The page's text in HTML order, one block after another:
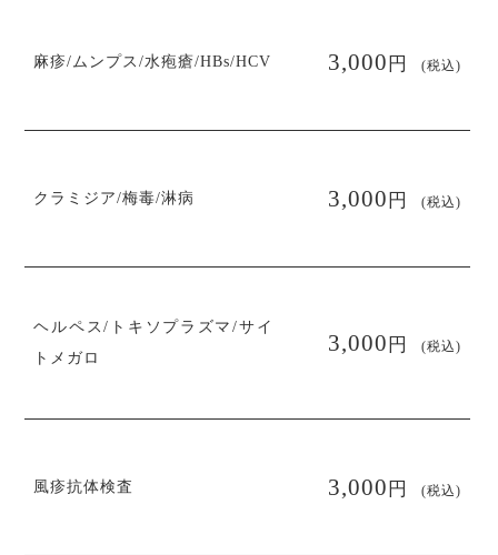
麻疹/ムンプス/水疱瘡/HBs/HCV 3,000円 (税込)
クラミジア/梅毒/淋病 3,000円 (税込)
ヘルペス/トキソプラズマ/サイ
トメガロ
3,000円 (税込)
風疹抗体検査 3,000円 (税込)